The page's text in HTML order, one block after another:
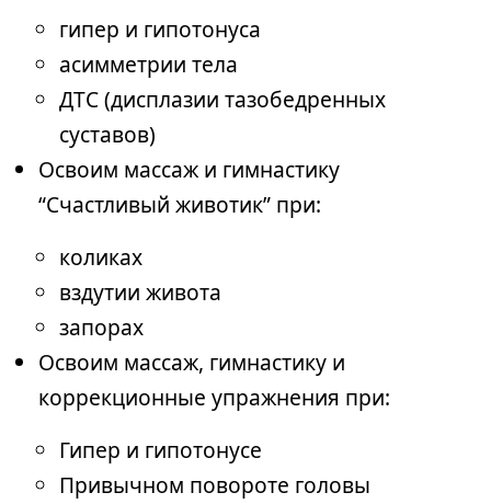
гипер и гипотонуса
асимметрии тела
ДТС (дисплазии тазобедренных
суставов)
Освоим массаж и гимнастику
“Счастливый животик” при:
коликах
вздутии живота
запорах
Освоим массаж, гимнастику и
коррекционные упражнения при:
Гипер и гипотонусе
Привычном повороте головы